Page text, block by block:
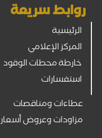
روابط سريعة
الرئيسية
المركز الإعلامي
خارطة محطات الوقود
استفسارات
عطاءات ومناقصات
مزاودات وعروض أسعار